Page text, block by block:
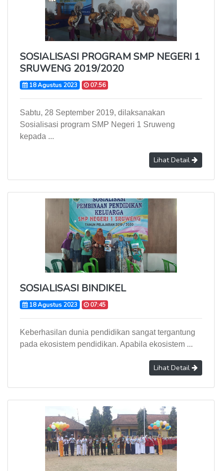
SOSIALISASI PROGRAM SMP NEGERI 1
SRUWENG 2019/2020
18 Agustus 2023 07:56
Sabtu, 28 September 2019, dilaksanakan
Sosialisasi program SMP Negeri 1 Sruweng
kepada ...
Lihat Detail
SOSIALISASI BINDIKEL
18 Agustus 2023 07:45
Keberhasilan dunia pendidikan sangat tergantung
pada ekosistem pendidikan. Apabila ekosistem ...
Lihat Detail